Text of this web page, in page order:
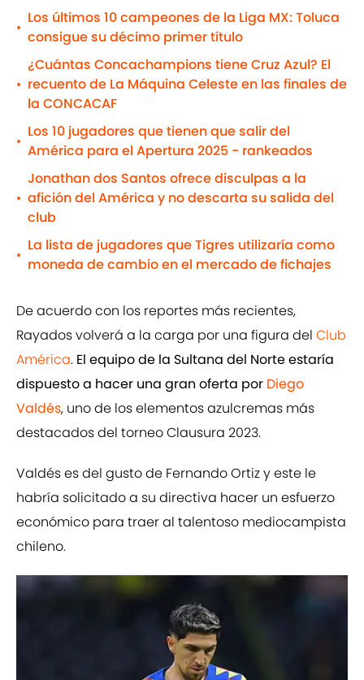
•
Los últimos 10 campeones de la Liga MX: Toluca
consigue su décimo primer título
•
¿Cuántas Concachampions tiene Cruz Azul? El
recuento de La Máquina Celeste en las finales de
la CONCACAF
•
Los 10 jugadores que tienen que salir del
América para el Apertura 2025 - rankeados
•
Jonathan dos Santos ofrece disculpas a la
afición del América y no descarta su salida del
club
•
La lista de jugadores que Tigres utilizaría como
moneda de cambio en el mercado de fichajes
De acuerdo con los reportes más recientes,
Rayados volverá a la carga por una figura del Club
América. El equipo de la Sultana del Norte estaría
dispuesto a hacer una gran oferta por Diego
Valdés, uno de los elementos azulcremas más
destacados del torneo Clausura 2023.
Valdés es del gusto de Fernando Ortiz y este le
habría solicitado a su directiva hacer un esfuerzo
económico para traer al talentoso mediocampista
chileno.